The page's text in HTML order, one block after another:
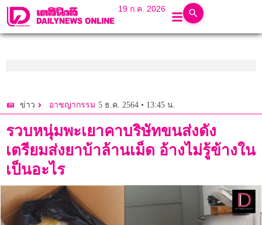
19 ก.ค. 2026
ข่าว อาชญากรรม 5 ธ.ค. 2564 • 13:45 น.
รวบหนุ่มพะเยาคาบริษัทขนส่งดัง
เตรียมส่งยาบ้าล้านเม็ด อ้างไม่รู้ข้างใน
เป็นอะไร